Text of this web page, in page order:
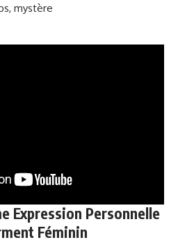
mystère
Expression Personnelle
Féminin